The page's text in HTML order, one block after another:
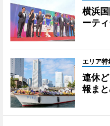
横浜
ーテ
エリア特
連休
報ま